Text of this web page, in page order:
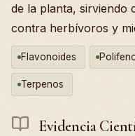
de la planta, sirviendo
contra herbívoros y
Flavonoides
Terpenos
Evidencia